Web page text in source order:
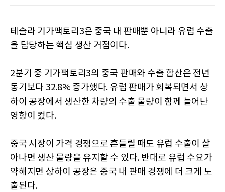
테슬라 기가팩토리3은 중국 내 판매뿐 아니라 유럽 수출
을 담당하는 핵심 생산 거점이다.
2분기 중 기가팩토리3의 중국 판매와 수출 합산은 전년
동기보다 32.8% 증가했다. 유럽 판매가 회복되면서 상
하이 공장에서 생산한 차량의 수출 물량이 함께 늘어난
영향이 컸다.
중국 시장이 가격 경쟁으로 흔들릴 때도 유럽 수출이 살
아나면 생산 물량을 유지할 수 있다. 반대로 유럽 수요가
약해지면 상하이 공장은 중국 내 판매 경쟁에 더 크게 노
출된다.